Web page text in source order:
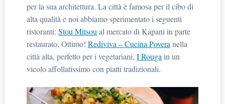
per la sua architettura. La città è famosa per il cibo di
alta qualità e noi abbiamo sperimentato i seguenti
ristoranti: Stou Mitsoual mercato di Kapani in parte
restaurato, Ottimo! Rediviva – Cucina Poveranella
città alta, perfetto per i vegetariani, I Rougain un
vicolo affollatissimo con piatti tradizionali.